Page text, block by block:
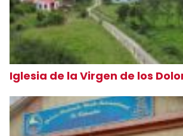
Iglesia de la Virgen de los